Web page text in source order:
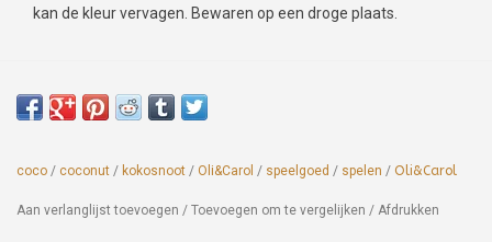
kan de kleur vervagen. Bewaren op een droge plaats.
coco / coconut / kokosnoot / Oli&Carol / speelgoed / spelen / Oli&Carol
Aan verlanglijst toevoegen / Toevoegen om te vergelijken / Afdrukken